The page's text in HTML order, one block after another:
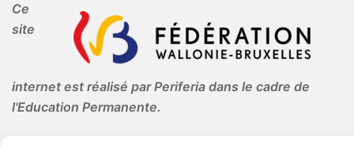
Ce
site
internet est réalisé par Periferia dans le cadre de
l'Education Permanente.